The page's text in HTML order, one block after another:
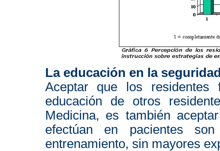
La educación en la
Aceptar que los
educación de otros
Medicina, es también
efectúan en pacientes
entrenamiento, sin mayores